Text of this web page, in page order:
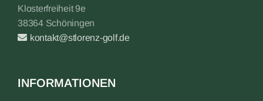
Klosterfreiheit 9e
38364 Schöningen
kontakt@stlorenz-golf.de
INFORMATIONEN